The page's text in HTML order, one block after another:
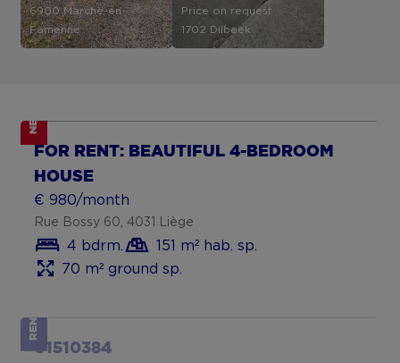
6900 Marche-en-
Famenne
Price on request
1702 Dilbeek
NEW
FOR RENT: BEAUTIFUL 4-BEDROOM
HOUSE
€ 980/month
Rue Bossy 60, 4031 Liège
4 bdrm.
151 m² hab. sp.
70 m² ground sp.
RENTED
01510384